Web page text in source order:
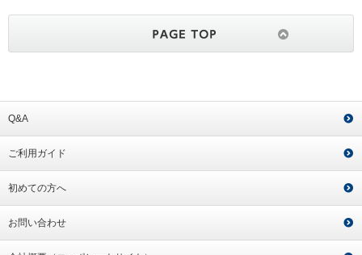
Q&A
ご利用ガイド
初めての方へ
お問い合わせ